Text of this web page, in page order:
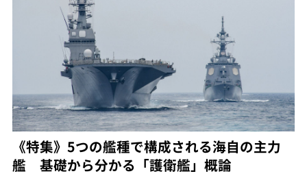
《特集》5つの艦種で構成される海自の主力
艦 基礎から分かる「護衛艦」概論